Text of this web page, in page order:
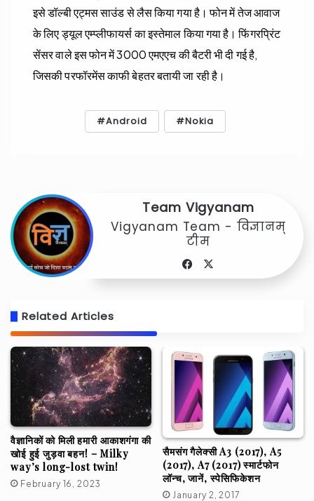
इसे डॉल्बी एट्मस साउंड से लैस किया गया है। फोन में तेज आवाज
के लिए ड्यूल एम्प्लीफायर्स का इस्तेमाल किया गया है। फिंगरप्रिंट
सेंसर वाले इस फोन में 3000 एमएएच की बैटरी भी दी गई है,
जिसकी परफॉरमेंस काफी बेहतर बतायी जा रही है।
Android Nokia
Team Vigyanam
Vigyanam Team - विज्ञानम्
टीम
Facebook
Related Articles
वैज्ञानिकों को मिली हमारी आकाशगंगा की
खोई हुई जुड़वा बहन! – Milky
way’s long-lost twin!
February 16, 2023
सैमसंग गैलेक्सी A3 (2017), A5
(2017), A7 (2017) स्मार्टफोन
लॉन्च, जानें, स्पेसिफिकेशन
January 2, 2017